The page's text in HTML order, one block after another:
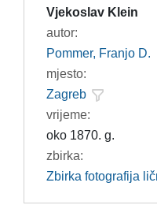
Vjekoslav Klein
autor:
Pommer, Franjo D.
mjesto:
Zagreb
vrijeme:
oko 1870. g.
zbirka:
Zbirka fotografija